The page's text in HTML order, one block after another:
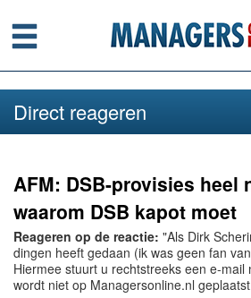
Menu
Direct reageren
AFM: DSB-provisies heel
waarom DSB kapot moet
Reageren op de reactie: "Als Dirk
dingen heeft gedaan (ik was geen fan
Hiermee stuurt u rechtstreeks een e-
wordt niet op Managersonline.nl